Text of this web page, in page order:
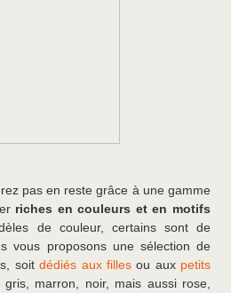
pas en reste grâce à une gamme
riches en couleurs et en motifs
de couleur, certains sont de
vous proposons une sélection de
soitdédiés aux fillesou aux petits
marron, noir, mais aussi rose,